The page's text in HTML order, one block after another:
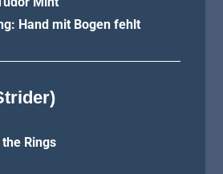
Hand mit Bogen fehlt
Rings